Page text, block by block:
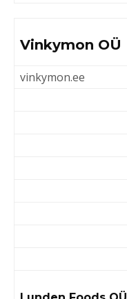
Vinkymon OÜ
vinkymon.ee